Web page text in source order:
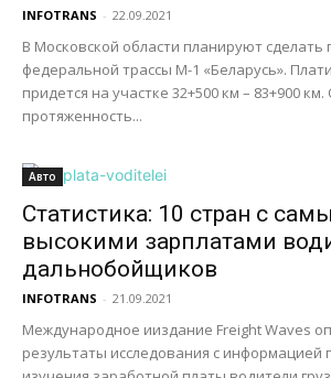
INFOTRANS - 22.09.2021
В Московской области планируют сделать
федеральной трассы М-1 «Беларусь».
придется на участке 32+500 км – 83+900
протяженность...
Авто
Статистика: 10 стран с
высокими зарплатами
дальнобойщиков
INFOTRANS - 21.09.2021
Международное ииздание Freight Waves
результаты исследования с информацией